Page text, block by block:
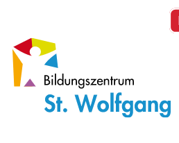
Auf Zeitreise zu